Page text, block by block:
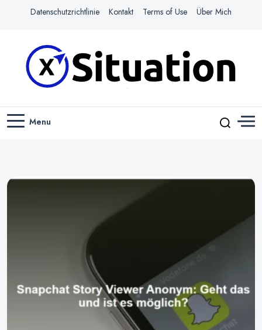
Datenschutzrichtlinie Kontakt Terms of Use Über Mich
X-SITUATION
Menu